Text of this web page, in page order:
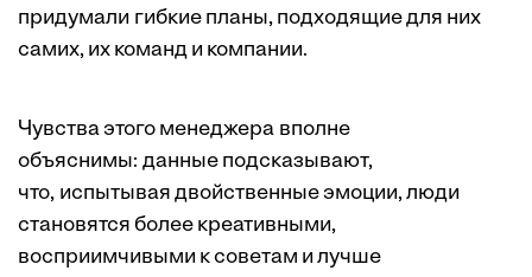
придумали гибкие планы, подходящие для них
самих, их команд и компании.
Чувства этого менеджера вполне
объяснимы: данные подсказывают,
что, испытывая двойственные эмоции, люди
становятся более креативными,
восприимчивыми к советам и лучше